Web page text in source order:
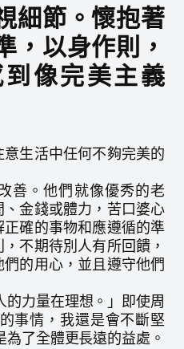
細節。懷抱著
，以身作則，
像完美主義
生活中任何不夠完美的
善。他們就像優秀的老
金錢或體力，苦口婆心
確的事物和應遵循的準
不期待別人有所回饋，
的用心，並且遵守他們
的力量在理想。」即使周
事情，我還是會不斷堅
了全體更長遠的益處。